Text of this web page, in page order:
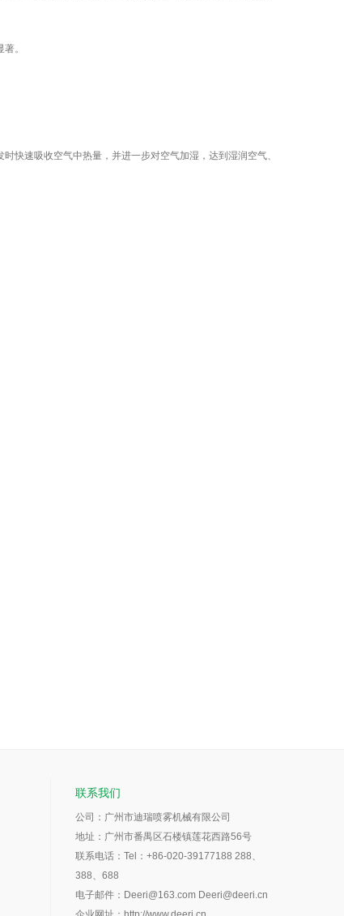
。
快速吸收空气中热量，并进一步对空气加湿，达到湿润空气、
联系我们
公司：广州市迪瑞喷雾机械有限公司
地址：广州市番禺区石楼镇莲花西路56号
联系电话：Tel：+86-020-39177188 288、
388、688
电子邮件：Deeri@163.com Deeri@deeri.cn